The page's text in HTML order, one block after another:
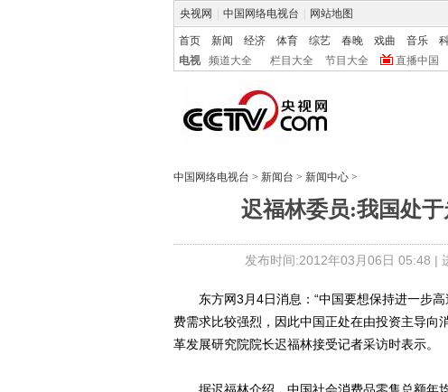
央视网 中国网络电视台 网站地图
首页 新闻 经济 体育 综艺 春晚 戏曲 音乐
电视
频道大全 栏目大全 节目大全 直播中国
中国网络电视台 > 新闻台 > 新闻中心 >
迟福林委员:我国处
发布时间:2012年03月06日 05:48 |
东方网3月4日消息：“中国要想保持进一步高
费需求比较强烈，因此中国正处在由投资主导向
革发展研究院院长迟福林接受记者采访时表示。